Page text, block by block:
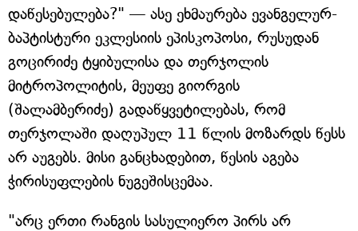
დაწესებულება?" — ასე ეხმაურება ევანგელურ-
ბაპტისტური ეკლესიის ეპისკოპოსი, რუსუდან
გოცირიძე ტყიბულისა და თერჯოლის
მიტროპოლიტის, მეუფე გიორგის
(შალამბერიძე) გადაწყვეტილებას, რომ
თერჯოლაში დაღუპულ 11 წლის მოზარდს წესს
არ აუგებს. მისი განცხადებით, წესის აგება
ჭირისუფლების ნუგეშისცემაა.
"არც ერთი რანგის სასულიერო პირს არ